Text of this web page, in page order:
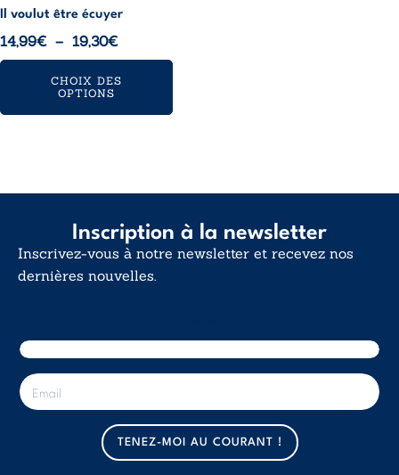
Il voulut être écuyer
14,99€ – 19,30€Plage
de
prix :
CHOIX DES
OPTIONS
page
du
produit
Inscription à la newsletter
Inscrivez-vous à notre newsletter et recevez nos
dernières nouvelles.
E
-
m
TENEZ-MOI AU COURANT !